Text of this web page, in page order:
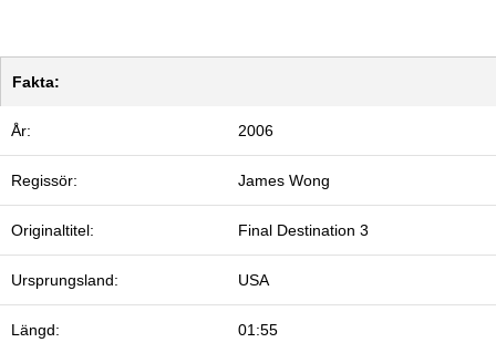
Fakta:
År: 2006
Regissör: James Wong
Originaltitel: Final Destination 3
Ursprungsland: USA
Längd: 01:55